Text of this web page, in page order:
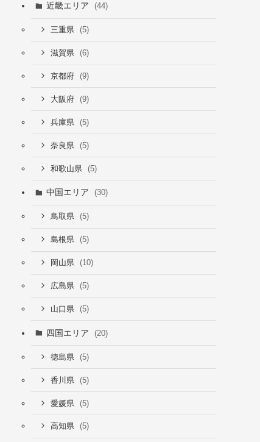
近畿エリア (44)
三重県 (5)
滋賀県 (6)
京都府 (9)
大阪府 (9)
兵庫県 (5)
奈良県 (5)
和歌山県 (5)
中国エリア (30)
鳥取県 (5)
島根県 (5)
岡山県 (10)
広島県 (5)
山口県 (5)
四国エリア (20)
徳島県 (5)
香川県 (5)
愛媛県 (5)
高知県 (5)